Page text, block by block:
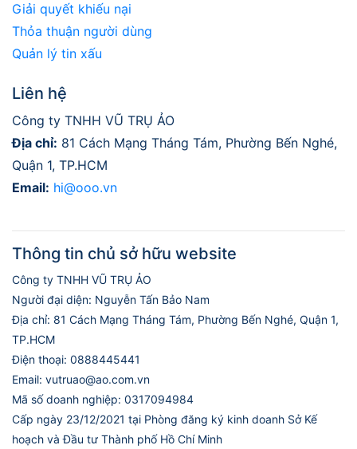
Giải quyết khiếu nại
Thỏa thuận người dùng
Quản lý tin xấu
Liên hệ
Công ty TNHH VŨ TRỤ ẢO
Địa chỉ: 81 Cách Mạng Tháng Tám, Phường Bến Nghé,
Quận 1, TP.HCM
Email: hi@ooo.vn
Thông tin chủ sở hữu website
Công ty TNHH VŨ TRỤ ẢO
Người đại diện: Nguyễn Tấn Bảo Nam
Địa chỉ: 81 Cách Mạng Tháng Tám, Phường Bến Nghé, Quận 1,
TP.HCM
Điện thoại: 0888445441
Email: vutruao@ao.com.vn
Mã số doanh nghiệp: 0317094984
Cấp ngày 23/12/2021 tại Phòng đăng ký kinh doanh Sở Kế
hoạch và Đầu tư Thành phố Hồ Chí Minh